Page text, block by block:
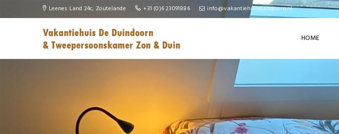
Leenes Land 24c, Zoutelande +31 (0)6 23091886 info@vakantiehuisduindoorn.nl
HOME
Slider